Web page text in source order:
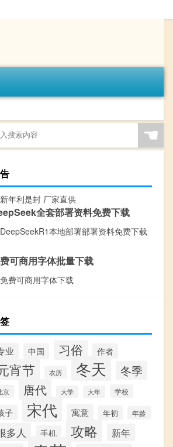
☚
全套部署资料免费下载
可商用字体批量下载
业 中国 习俗 作者
宵节 农历 冬天 冬季
京 唐代 大学 大年 学校
子 宋代 寓意 年初 年龄
多人 手机 攻略 新年